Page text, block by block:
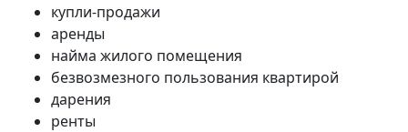
купли-продажи
аренды
найма жилого помещения
безвозмезного пользования квартирой
дарения
ренты